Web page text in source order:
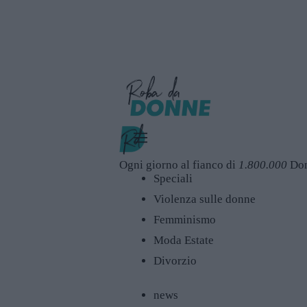
Ogni giorno al fianco di 1.800.000
Speciali
Violenza sulle donne
Femminismo
Moda Estate
Divorzio
news